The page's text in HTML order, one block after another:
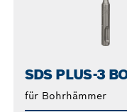
SDS PLUS-3
für Bohrhämmer